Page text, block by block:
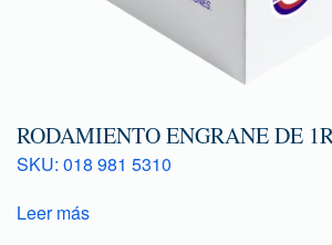
RODAMIENTO ENGRANE DE
SKU: 018 981 5310
Leer más